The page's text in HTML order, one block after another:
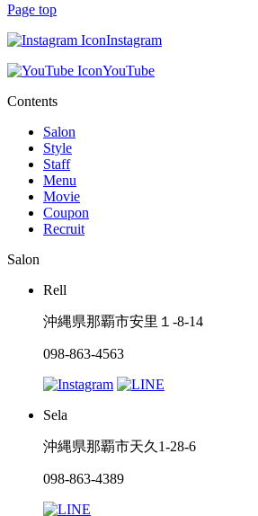
Page top
Instagram
YouTube
Contents
Salon
Style
Staff
Menu
Movie
Coupon
Recruit
Salon
Rell
沖縄県那覇市安里１-8-14
098-863-4563
Sela
沖縄県那覇市天久1-28-6
098-863-4389